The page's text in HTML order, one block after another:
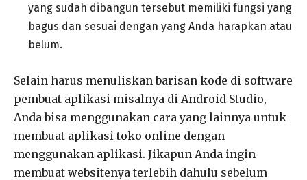
yang sudah dibangun tersebut memiliki fungsi yang
bagus dan sesuai dengan yang Anda harapkan atau
belum.
Selain harus menuliskan barisan kode di software
pembuat aplikasi misalnya di Android Studio,
Anda bisa menggunakan cara yang lainnya untuk
membuat aplikasi toko online dengan
menggunakan aplikasi. Jikapun Anda ingin
membuat websitenya terlebih dahulu sebelum